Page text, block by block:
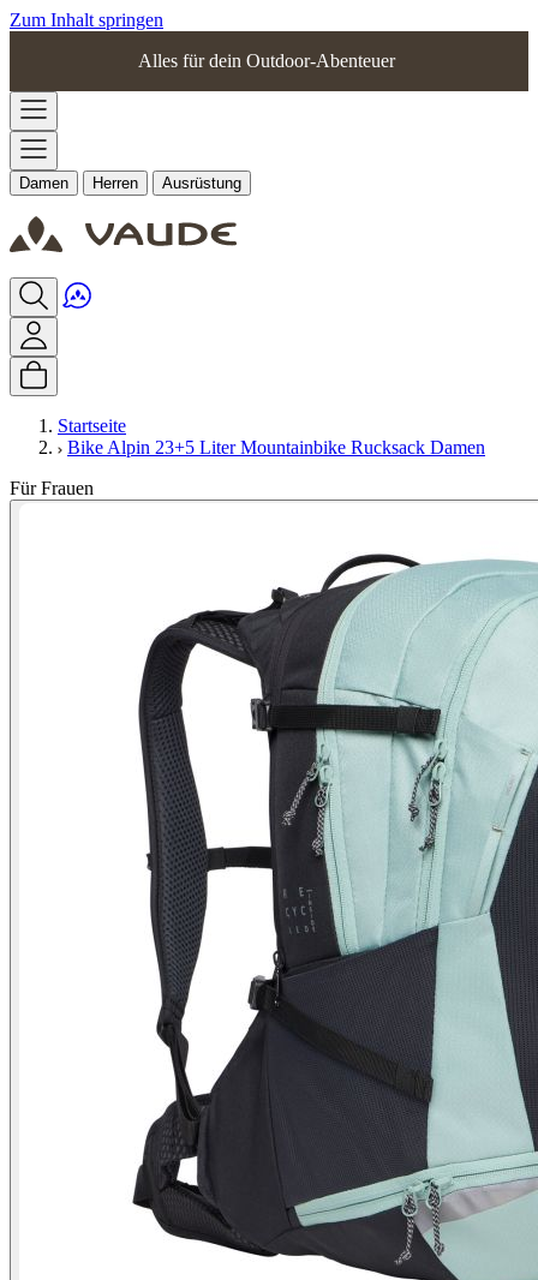
Zum Inhalt springen
Alles für dein Outdoor-Abenteuer
Damen Herren Ausrüstung
Startseite
Bike Alpin 23+5 Liter Mountainbike Rucksack Damen
Für Frauen